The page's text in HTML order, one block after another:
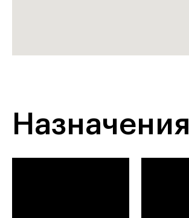
Назначения